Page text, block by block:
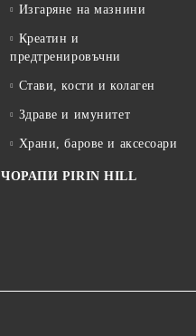
Изгаряне на мазнини
Креатин и
предтренировъчни
Стави, кости и колаген
Здраве и имунитет
Храни, барове и аксесоари
ЧОРАПИ PIRIN HILL